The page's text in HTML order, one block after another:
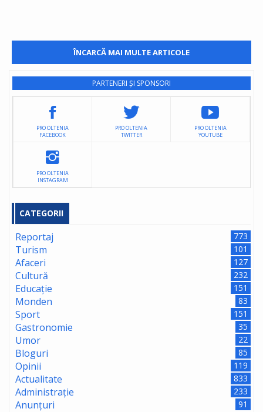
ÎNCARCĂ MAI MULTE ARTICOLE
PARTENERI ȘI SPONSORI
PRO OLTENIA
FACEBOOK
PRO OLTENIA
TWITTER
PRO OLTENIA
YOUTUBE
PRO OLTENIA
INSTAGRAM
CATEGORII
Reportaj 773
Turism 101
Afaceri 127
Cultură 232
Educație 151
Monden 83
Sport 151
Gastronomie 35
Umor 22
Bloguri 85
Opinii 119
Actualitate 833
Administrație 233
Anunțuri 91